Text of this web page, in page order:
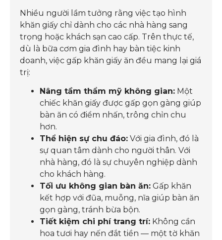
Nhiều người lầm tưởng rằng việc tạo hình
khăn giấy chỉ dành cho các nhà hàng sang
trọng hoặc khách sạn cao cấp. Trên thực tế,
dù là bữa cơm gia đình hay bàn tiệc kinh
doanh, việc gấp khăn giấy ăn đều mang lại giá
trị:
Nâng tầm thẩm mỹ không gian: Một
chiếc khăn giấy được gấp gọn gàng giúp
bàn ăn có điểm nhấn, trông chỉn chu
hơn.
Thể hiện sự chu đáo: Với gia đình, đó là
sự quan tâm dành cho người thân. Với
nhà hàng, đó là sự chuyên nghiệp dành
cho khách hàng.
Tối ưu không gian bàn ăn: Gấp khăn
kết hợp với đũa, muỗng, nĩa giúp bàn ăn
gọn gàng, tránh bừa bộn.
Tiết kiệm chi phí trang trí: Không cần
hoa tươi hay nến đắt tiền — một tờ khăn